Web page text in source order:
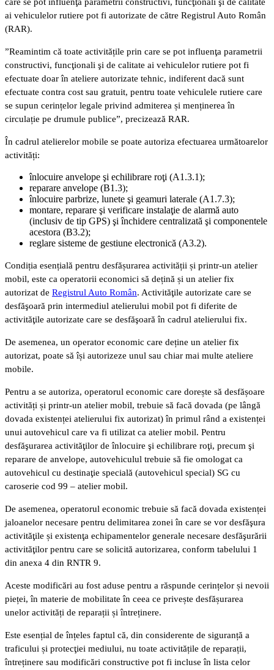
ai vehiculelor rutiere pot fi autorizate de către Registrul Auto Român
(RAR).
”Reamintim că toate activitățile prin care se pot influenţa parametrii
constructivi, funcţionali şi de calitate ai vehiculelor rutiere pot fi
efectuate doar în ateliere autorizate tehnic, indiferent dacă sunt
efectuate contra cost sau gratuit, pentru toate vehiculele rutiere care
se supun cerințelor legale privind admiterea și menținerea în
circulație pe drumule publice”, precizează RAR.
În cadrul atelierelor mobile se poate autoriza efectuarea următoarelor
activități:
înlocuire anvelope şi echilibrare roţi (A1.3.1);
reparare anvelope (B1.3);
înlocuire parbrize, lunete şi geamuri laterale (A1.7.3);
montare, reparare şi verificare instalaţie de alarmă auto
(inclusiv de tip GPS) şi închidere centralizată şi componentele
acestora (B3.2);
reglare sisteme de gestiune electronică (A3.2).
Condiția esențială pentru desfășurarea activității și printr-un atelier
mobil, este ca operatorii economici să dețină și un atelier fix
autorizat de Registrul Auto Român. Activităţile autorizate care se
desfăşoară prin intermediul atelierului mobil pot fi diferite de
activităţile autorizate care se desfăşoară în cadrul atelierului fix.
De asemenea, un operator economic care deține un atelier fix
autorizat, poate să își autorizeze unul sau chiar mai multe ateliere
mobile.
Pentru a se autoriza, operatorul economic care dorește să desfășoare
activități și printr-un atelier mobil, trebuie să facă dovada (pe lângă
dovada existenței atelierului fix autorizat) în primul rând a existenței
unui autovehicul care va fi utilizat ca atelier mobil. Pentru
desfăşurarea activităţilor de înlocuire şi echilibrare roţi, precum şi
reparare de anvelope, autovehiculul trebuie să fie omologat ca
autovehicul cu destinaţie specială (autovehicul special) SG cu
caroserie cod 99 – atelier mobil.
De asemenea, operatorul economic trebuie să facă dovada existenței
jaloanelor necesare pentru delimitarea zonei în care se vor desfăşura
activităţile și existenţa echipamentelor generale necesare desfăşurării
activităţilor pentru care se solicită autorizarea, conform tabelului 1
din anexa 4 din RNTR 9.
Aceste modificări au fost aduse pentru a răspunde cerințelor și nevoii
pieței, în materie de mobilitate în ceea ce privește desfășurarea
unelor activități de reparații și întreținere.
Este esențial de înțeles faptul că, din considerente de siguranță a
traficului și protecţiei mediului, nu toate activitățile de reparații,
întreținere sau modificări constructive pot fi incluse în lista celor